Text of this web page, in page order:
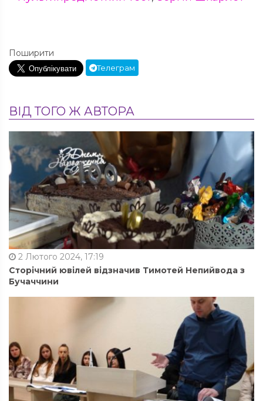
Поширити
Телеграм
ВІД ТОГО Ж АВТОРА
2 Лютого 2024, 17:19
Сторічний ювілей відзначив Тимотей Непийвода з
Бучаччини